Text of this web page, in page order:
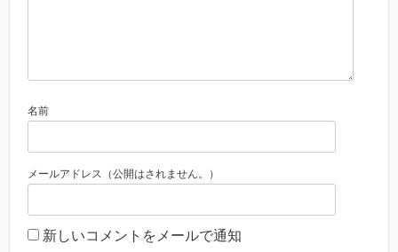
名前
メールアドレス（公開はされません。）
新しいコメントをメールで通知